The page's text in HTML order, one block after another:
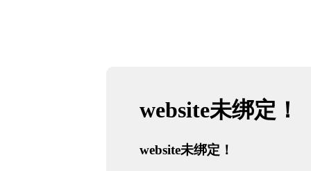
website未绑定！
website未绑定！